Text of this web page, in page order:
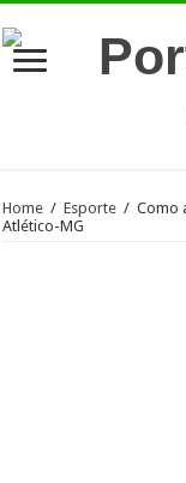
Home / Esporte / Como
Atlético-MG